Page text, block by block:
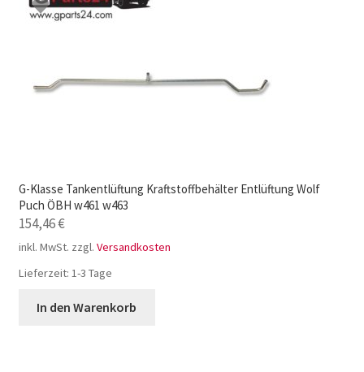
G-Klasse Tankentlüftung Kraftstoffbehälter Entlüftung Wolf
Puch ÖBH w461 w463
154,46€
inkl. MwSt. zzgl. Versandkosten
Lieferzeit: 1-3 Tage
In den Warenkorb